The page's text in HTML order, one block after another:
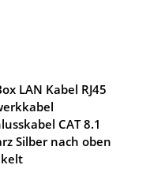
LAN Kabel RJ45
CAT 8.1
Silber nach oben